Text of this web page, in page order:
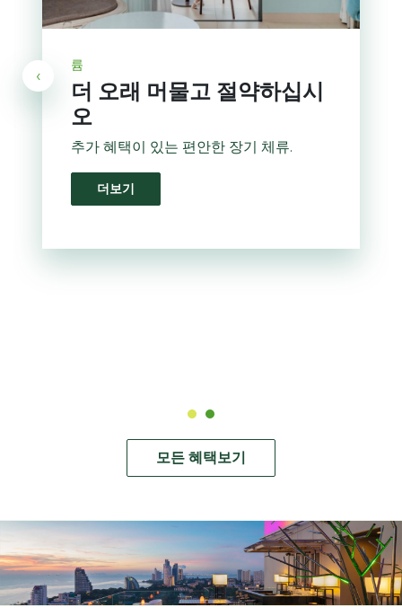
륨
더 오래 머물고 절약하십시
오
추가 혜택이 있는 편안한 장기 체류.
더보기
‹
모든 혜택보기